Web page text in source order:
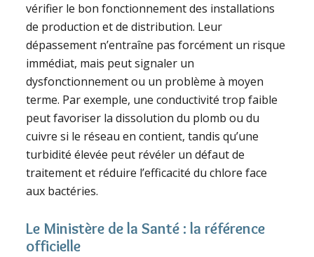
vérifier le bon fonctionnement des installations
de production et de distribution. Leur
dépassement n’entraîne pas forcément un risque
immédiat, mais peut signaler un
dysfonctionnement ou un problème à moyen
terme. Par exemple, une conductivité trop faible
peut favoriser la dissolution du plomb ou du
cuivre si le réseau en contient, tandis qu’une
turbidité élevée peut révéler un défaut de
traitement et réduire l’efficacité du chlore face
aux bactéries.
Le Ministère de la Santé : la référence
officielle